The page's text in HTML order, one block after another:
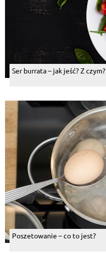
Ser burrata – jak jeść? Z czym?
Poszetowanie – co to jest?